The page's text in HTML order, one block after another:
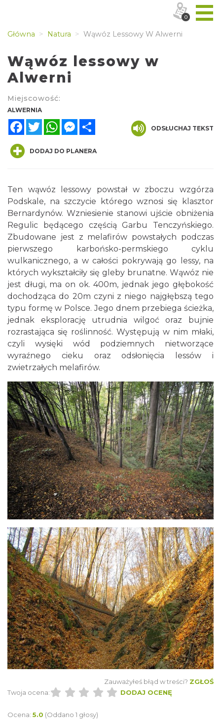
Główna Natura Wąwóz Lessowy W Alwerni
Wąwóz lessowy w
Alwerni
Miejscowość:
ALWERNIA
FacebookTwitterWhatsAppMessenger
ODSŁUCHAJ TEKST
DODAJ DO PLANERA
Ten wąwóz lessowy powstał w zboczu wzgórza
Podskale, na szczycie którego wznosi się klasztor
Bernardynów. Wzniesienie stanowi ujście obniżenia
Regulic będącego częścią Garbu Tenczyńskiego.
Zbudowane jest z melafirów powstałych podczas
pierwszego karbońsko-permskiego cyklu
wulkanicznego, a w całości pokrywają go lessy, na
których wykształciły się gleby brunatne. Wąwóz nie
jest długi, ma on ok. 400m, jednak jego głębokość
dochodząca do 20m czyni z niego najgłębszą tego
typu formę w Polsce. Jego dnem przebiega ścieżka,
jednak eksplorację utrudnia wilgoć oraz bujnie
rozrastająca się roślinność. Występują w nim młaki,
czyli wysięki wód podziemnych nietworzące
wyraźnego cieku oraz odsłonięcia lessów i
zwietrzałych melafirów.
Zauważyłeś błąd w treści? ZGŁOŚ
Twoja ocena:
DODAJ OCENĘ
Ocena: 5.0 (Oddano 1 głosy)
0